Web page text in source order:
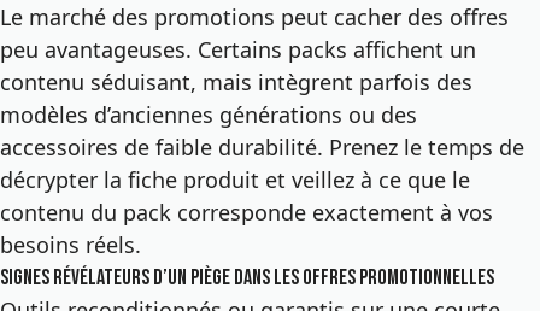
Le marché des promotions peut cacher des offres
peu avantageuses. Certains packs affichent un
contenu séduisant, mais intègrent parfois des
modèles d’anciennes générations ou des
accessoires de faible durabilité. Prenez le temps de
décrypter la fiche produit et veillez à ce que le
contenu du pack corresponde exactement à vos
besoins réels.
Signes révélateurs d’un piège dans les offres promotionnelles